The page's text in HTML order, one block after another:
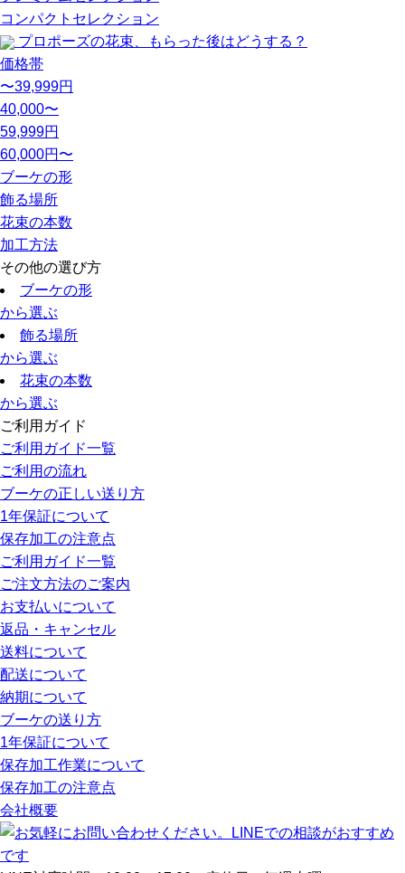
コンパクトセレクション
プロポーズの花束、もらった後はどうする？
価格帯
〜39,999円
40,000〜
59,999円
60,000円〜
ブーケの形
飾る場所
花束の本数
加工方法
その他の選び方
ブーケの形
から選ぶ
飾る場所
から選ぶ
花束の本数
から選ぶ
ご利用ガイド
ご利用ガイド一覧
ご利用の流れ
ブーケの正しい送り方
1年保証について
保存加工の注意点
ご利用ガイド一覧
ご注文方法のご案内
お支払いについて
返品・キャンセル
送料について
配送について
納期について
ブーケの送り方
1年保証について
保存加工作業について
保存加工の注意点
会社概要